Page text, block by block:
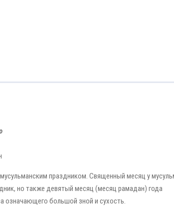
праздником. Священный месяц у
но также девятый месяц (месяц рамадан) года
означающего большой зной и сухость.